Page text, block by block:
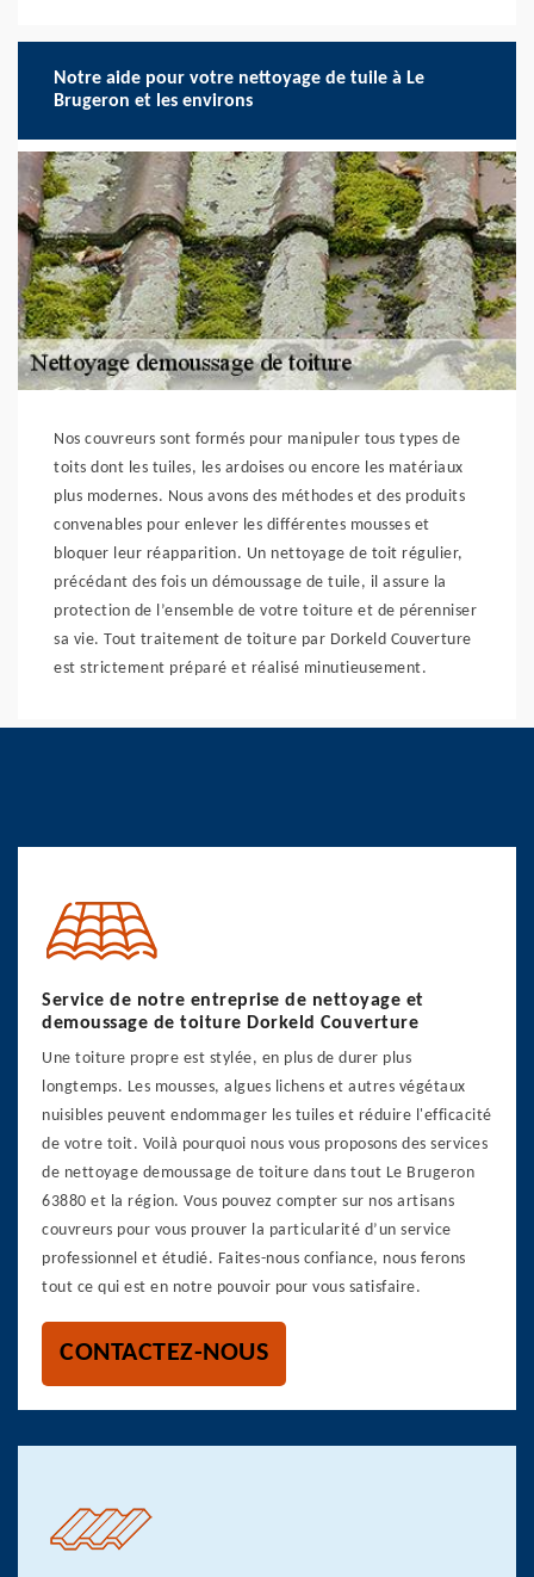
Notre aide pour votre nettoyage de tuile à Le
Brugeron et les environs
Nos couvreurs sont formés pour manipuler tous types de
toits dont les tuiles, les ardoises ou encore les matériaux
plus modernes. Nous avons des méthodes et des produits
convenables pour enlever les différentes mousses et
bloquer leur réapparition. Un nettoyage de toit régulier,
précédant des fois un démoussage de tuile, il assure la
protection de l’ensemble de votre toiture et de pérenniser
sa vie. Tout traitement de toiture par Dorkeld Couverture
est strictement préparé et réalisé minutieusement.
Service de notre entreprise de nettoyage et
demoussage de toiture Dorkeld Couverture
Une toiture propre est stylée, en plus de durer plus
longtemps. Les mousses, algues lichens et autres végétaux
nuisibles peuvent endommager les tuiles et réduire l'efficacité
de votre toit. Voilà pourquoi nous vous proposons des services
de nettoyage demoussage de toiture dans tout Le Brugeron
63880 et la région. Vous pouvez compter sur nos artisans
couvreurs pour vous prouver la particularité d’un service
professionnel et étudié. Faites-nous confiance, nous ferons
tout ce qui est en notre pouvoir pour vous satisfaire.
CONTACTEZ-NOUS